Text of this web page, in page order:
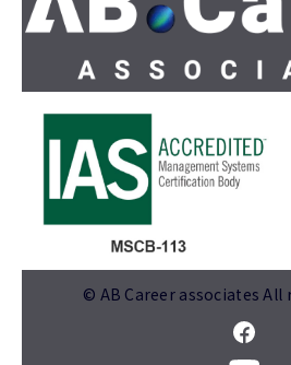
© AB Career associates All